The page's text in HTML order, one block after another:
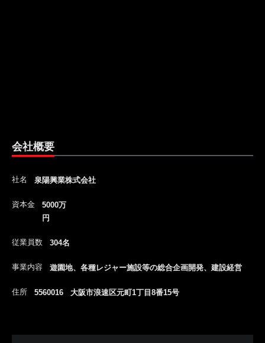
会社概要
社名 泉陽興業株式会社
資本金
5000万
円
従業員数 304名
事業内容 遊園地、各種レジャー施設等の総合企画開発、建設経営
住所 5560016 大阪市浪速区元町1丁目8番15号